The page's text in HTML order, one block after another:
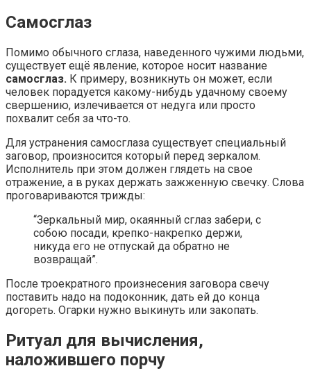
Самосглаз
Помимо обычного сглаза, наведенного чужими людьми,
существует ещё явление, которое носит название
самосглаз. К примеру, возникнуть он может, если
человек порадуется какому-нибудь удачному своему
свершению, излечивается от недуга или просто
похвалит себя за что-то.
Для устранения самосглаза существует специальный
заговор, произносится который перед зеркалом.
Исполнитель при этом должен глядеть на свое
отражение, а в руках держать зажженную свечку. Слова
проговариваются трижды:
“Зеркальный мир, окаянный сглаз забери, с
собою посади, крепко-накрепко держи,
никуда его не отпускай да обратно не
возвращай”.
После троекратного произнесения заговора свечу
поставить надо на подоконник, дать ей до конца
догореть. Огарки нужно выкинуть или закопать.
Ритуал для вычисления,
наложившего порчу